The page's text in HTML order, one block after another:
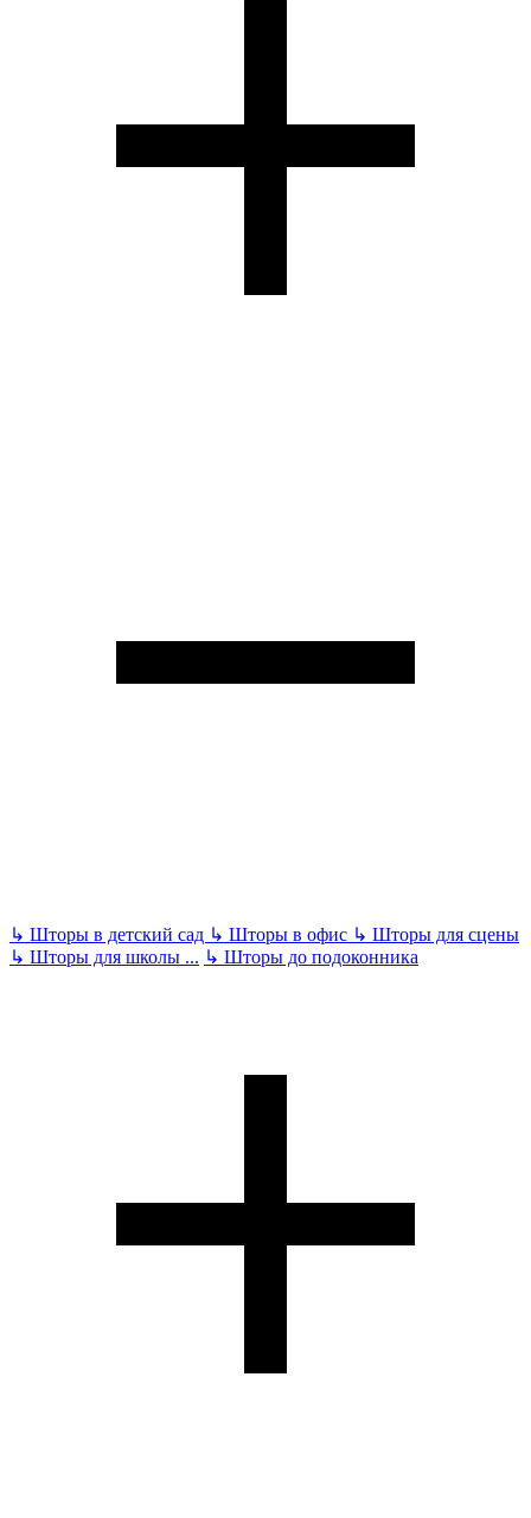
↳ Шторы в детский сад ↳ Шторы в офис ↳ Шторы для сцены
↳ Шторы для школы ... ↳ Шторы до подоконника